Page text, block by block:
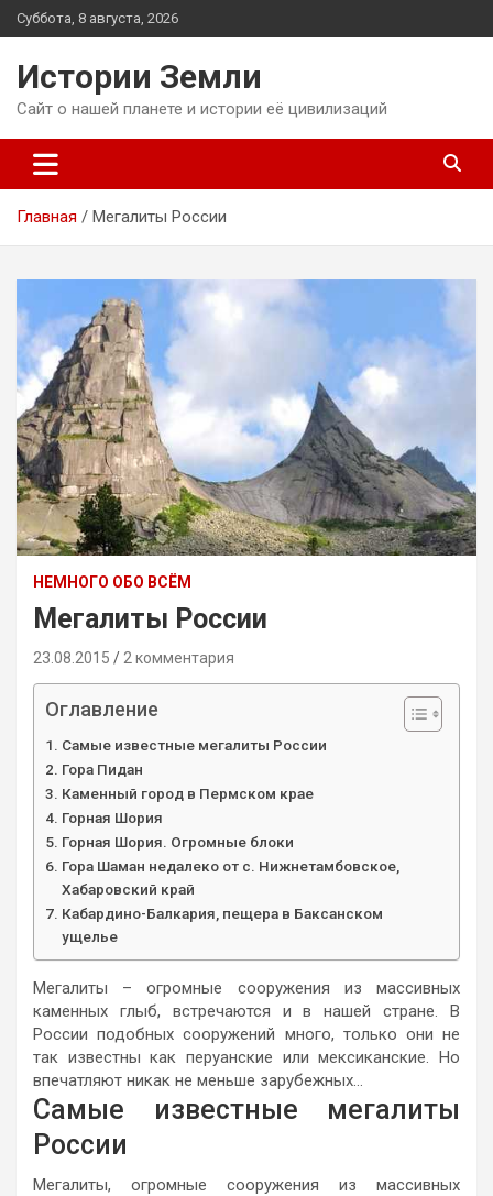
Перейти
к
Суббота, 8 августа, 2026
Истории Земли
Сайт о нашей планете и истории её цивилизаций
Главная Мегалиты России
НЕМНОГО ОБО ВСЁМ
Мегалиты России
23.08.2015 2 комментария
Оглавление
Самые известные мегалиты России
Гора Пидан
Каменный город в Пермском крае
Горная Шория
Горная Шория. Огромные блоки
Гора Шаман недалеко от с. Нижнетамбовское,
Хабаровский край
Кабардино-Балкария, пещера в Баксанском
ущелье
Мегалиты – огромные сооружения из массивных
каменных глыб, встречаются и в нашей стране. В
России подобных сооружений много, только они не
так известны как перуанские или мексиканские. Но
впечатляют никак не меньше зарубежных…
Самые известные мегалиты
России
Мегалиты, огромные сооружения из массивных